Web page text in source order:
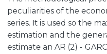
peculiarities of the
series. It is used so the
estimation and the
estimate an AR (2) -